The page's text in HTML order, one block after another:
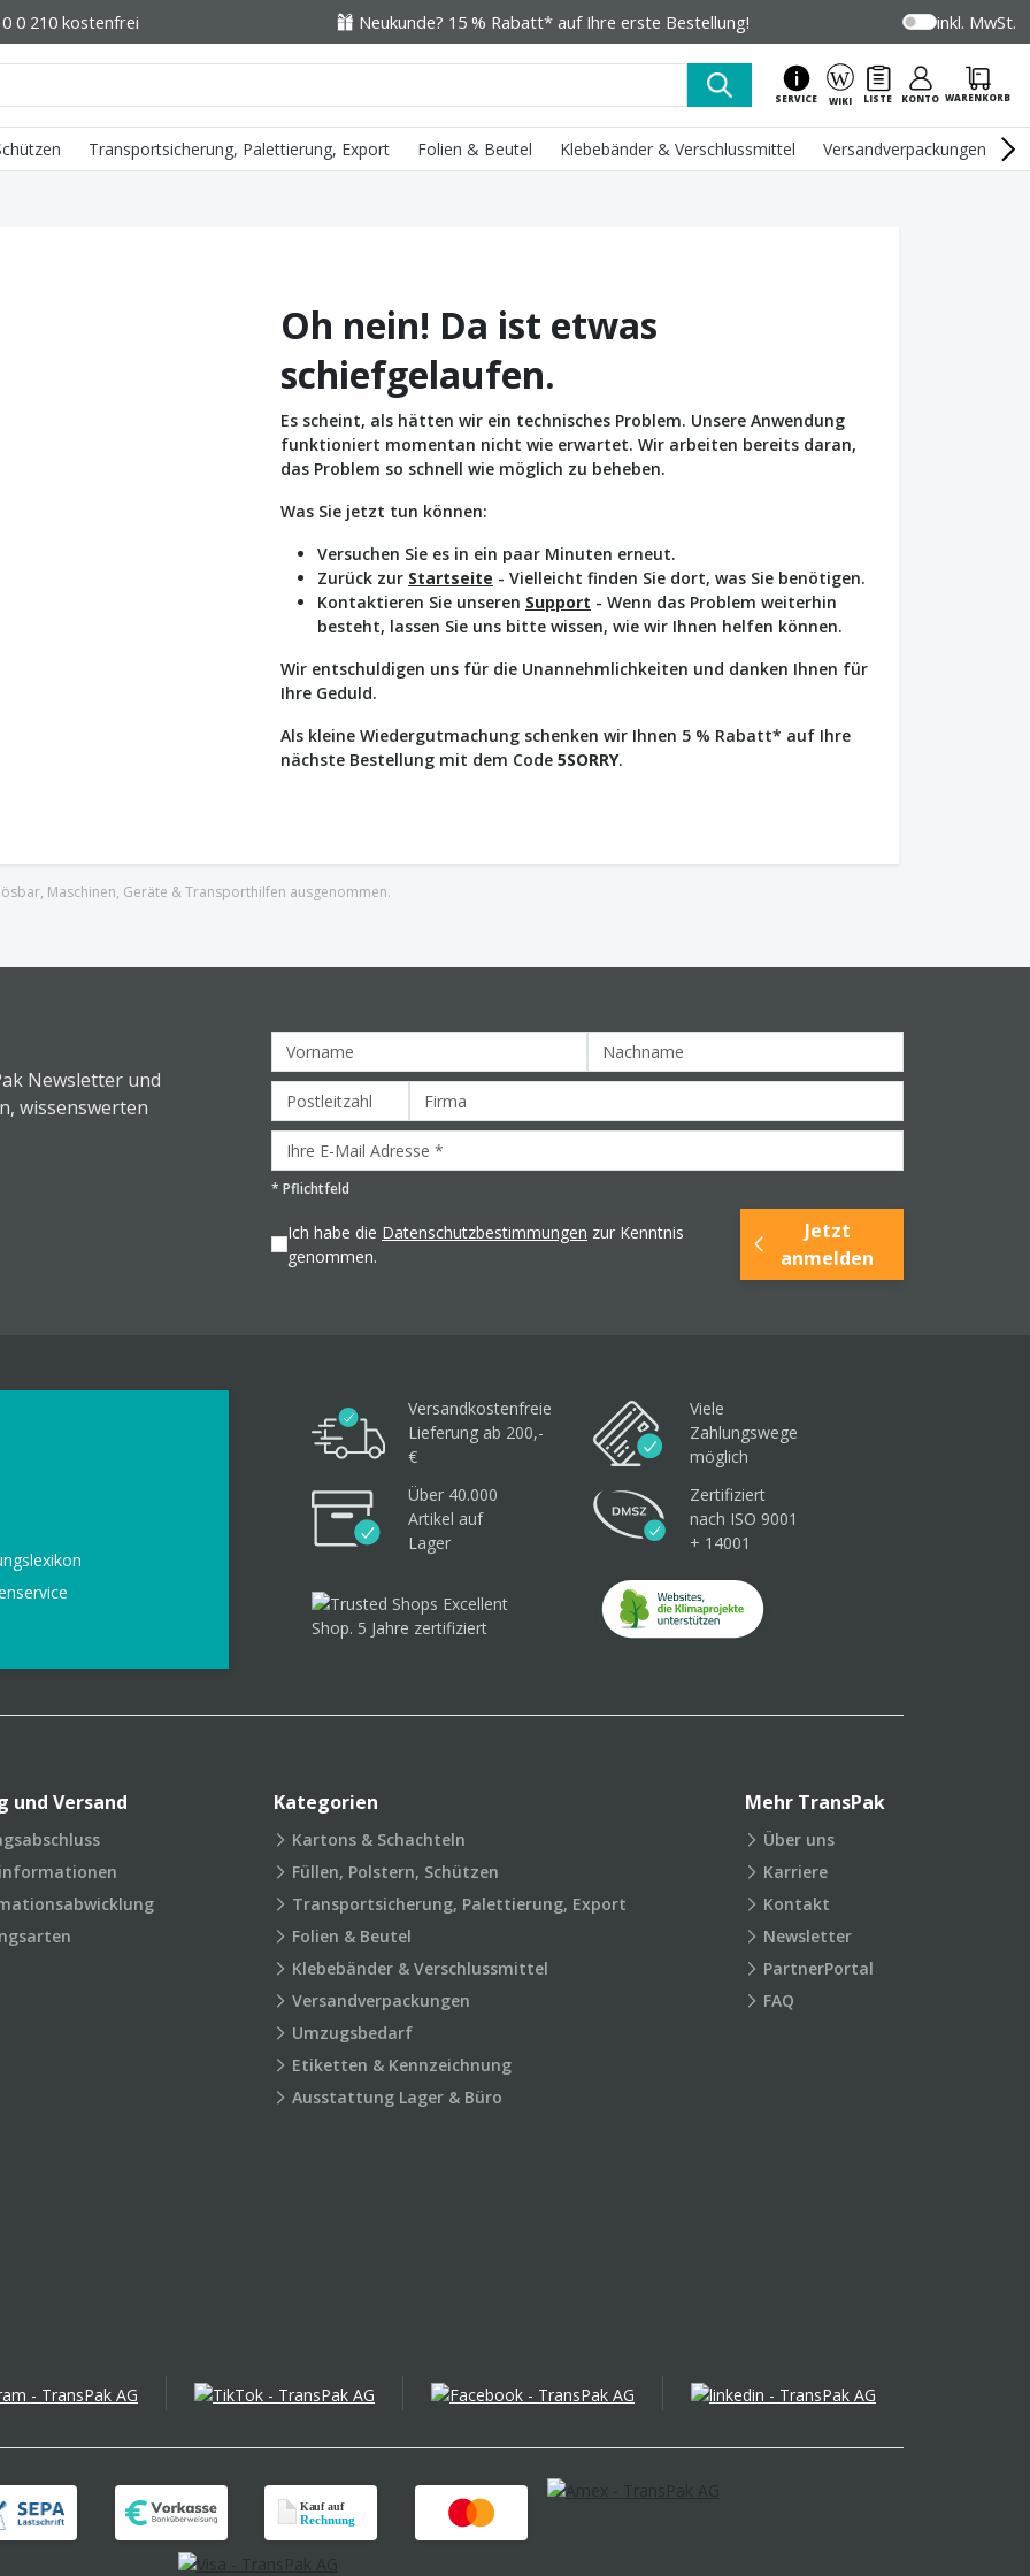
0 210 kostenfrei Neukunde? 15 % Rabatt* auf Ihre erste Bestellung! inkl. MwSt.
SERVICE WIKI LISTE KONTO WARENKORB
Transportsicherung, Palettierung, Export Folien & Beutel Klebebänder & Verschlussmittel Versandverpackungen
Oh nein! Da ist etwas
schiefgelaufen.
Es scheint, als hätten wir ein technisches Problem. Unsere Anwendung
funktioniert momentan nicht wie erwartet. Wir arbeiten bereits daran,
das Problem so schnell wie möglich zu beheben.
Was Sie jetzt tun können:
Versuchen Sie es in ein paar Minuten erneut.
Zurück zur Startseite - Vielleicht finden Sie dort, was Sie benötigen.
Kontaktieren Sie unseren Support - Wenn das Problem weiterhin
besteht, lassen Sie uns bitte wissen, wie wir Ihnen helfen können.
Wir entschuldigen uns für die Unannehmlichkeiten und danken Ihnen für
Ihre Geduld.
Als kleine Wiedergutmachung schenken wir Ihnen 5 % Rabatt* auf Ihre
nächste Bestellung mit dem Code 5SORRY.
Maschinen, Geräte & Transporthilfen ausgenommen.
Newsletter und
wissenswerten
* Pflichtfeld
Ich habe die Datenschutzbestimmungen zur Kenntnis
genommen.
Jetzt
anmelden
Versandkostenfreie
Lieferung ab 200,-
€
Viele
Zahlungswege
möglich
Über 40.000
Artikel auf
Lager
Zertifiziert
nach ISO 9001
+ 14001
und Versand Kategorien
Kartons & Schachteln
Füllen, Polstern, Schützen
Transportsicherung, Palettierung, Export
Folien & Beutel
Klebebänder & Verschlussmittel
Versandverpackungen
Umzugsbedarf
Etiketten & Kennzeichnung
Ausstattung Lager & Büro
Mehr TransPak
Über uns
Karriere
Kontakt
Newsletter
PartnerPortal
FAQ